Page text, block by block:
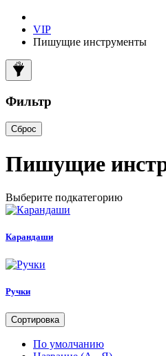
VIP
Пишущие инструменты
Фильтр
Сброс
Пишущие
Выберите подкатегорию
Карандаши
Ручки
Сортировка
По умолчанию